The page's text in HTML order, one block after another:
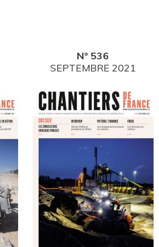
N° 536
SEPTEMBRE 2021